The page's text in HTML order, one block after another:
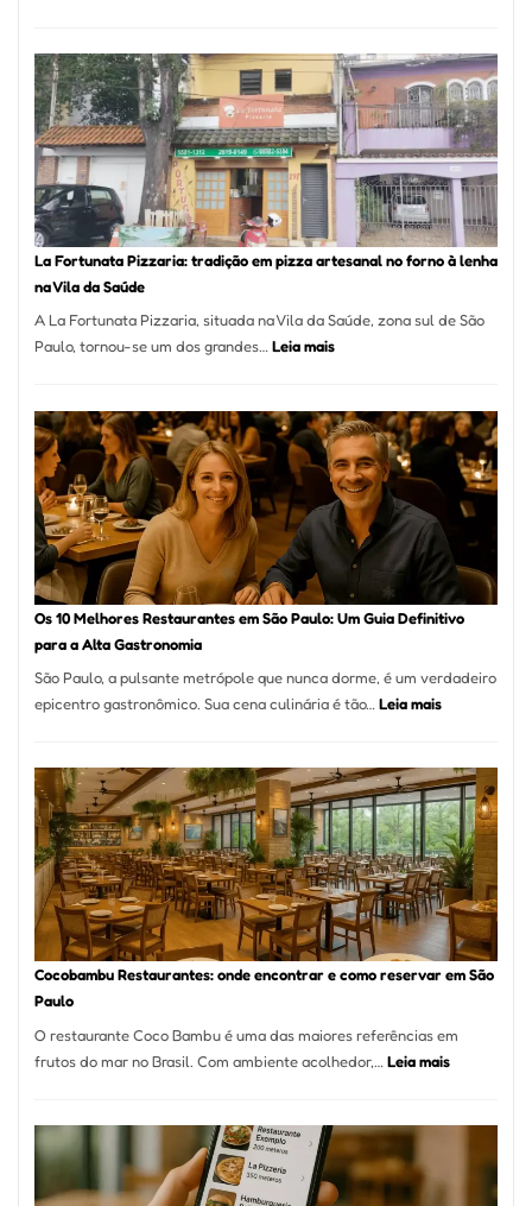
Se
Um
dos
Mais
La Fortunata Pizzaria: tradição em pizza artesanal no forno à lenha
na Vila da Saúde
A La Fortunata Pizzaria, situada na Vila da Saúde, zona sul de São
Paulo, tornou-se um dos grandes…Leia mais:
Pizzaria:
tradição
em
pizza
artesanal
forno
à
Vila
da
Os 10 Melhores Restaurantes em São Paulo: Um Guia Definitivo
para a Alta Gastronomia
São Paulo, a pulsante metrópole que nunca dorme, é um verdadeiro
epicentro gastronômico. Sua cena culinária é tão… Leia mais:
Melhores
Restaurantes
em
São
Paulo:
Um
Guia
Definitivo
Alta
Gastronomia
Cocobambu Restaurantes: onde encontrar e como reservar em São
Paulo
O restaurante Coco Bambu é uma das maiores referências em
frutos do mar no Brasil. Com ambiente acolhedor,… Leia mais:
encontrar